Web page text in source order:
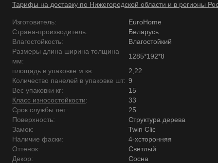
Тарифы на доставку по Нижегородской области и в регионы
Изготовитель:
EuroHome
Страна-производитель:
Беларусь
Влагостойкость:
Влагостойкий
Размеры длина ширина толщина
мм:
1285*192*8
площадь в упаковке м кв:
2,22
Количество панелей в упаковке шт: 9
Вес упаковки кг:
15
Класс износостойкости:
33
Срок службы лет:
25
Поверхность:
Структура дерева
Замок:
Twin Clic
Наличие фаски:
4-хсторонняя
Оттенок:
Светлый
Декор:
Сосна